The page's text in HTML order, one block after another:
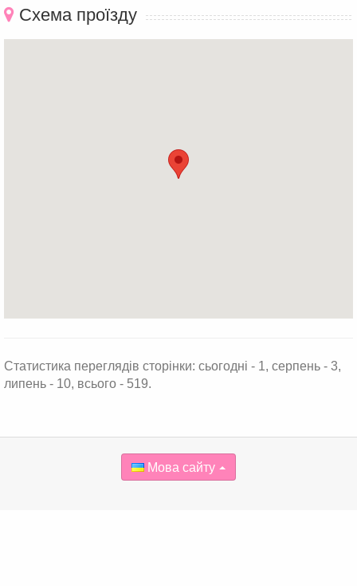
Схема проїзду
Статистика переглядів сторінки: сьогодні - 1, серпень - 3,
липень - 10, всього - 519.
Мова сайту